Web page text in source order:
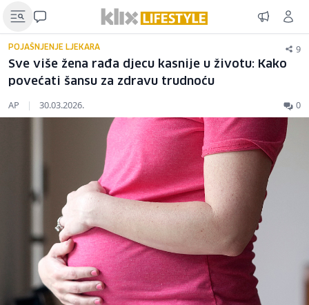
POJAŠNJENJE LJEKARA 9
Sve više žena rađa djecu kasnije u životu: Kako
povećati šansu za zdravu trudnoću
AP | 30.03.2026. 0